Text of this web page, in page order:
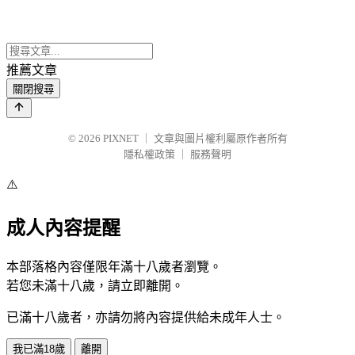
推薦文章
關閉搜尋
© 2026 PIXNET
文章與圖片權利屬原作者所有
隱私權政策
服務聲明
⚠️
成人內容提醒
本部落格內容僅限年滿十八歲者瀏覽。
若您未滿十八歲，請立即離開。
已滿十八歲者，亦請勿將內容提供給未成年人士。
我已滿18歲 離開